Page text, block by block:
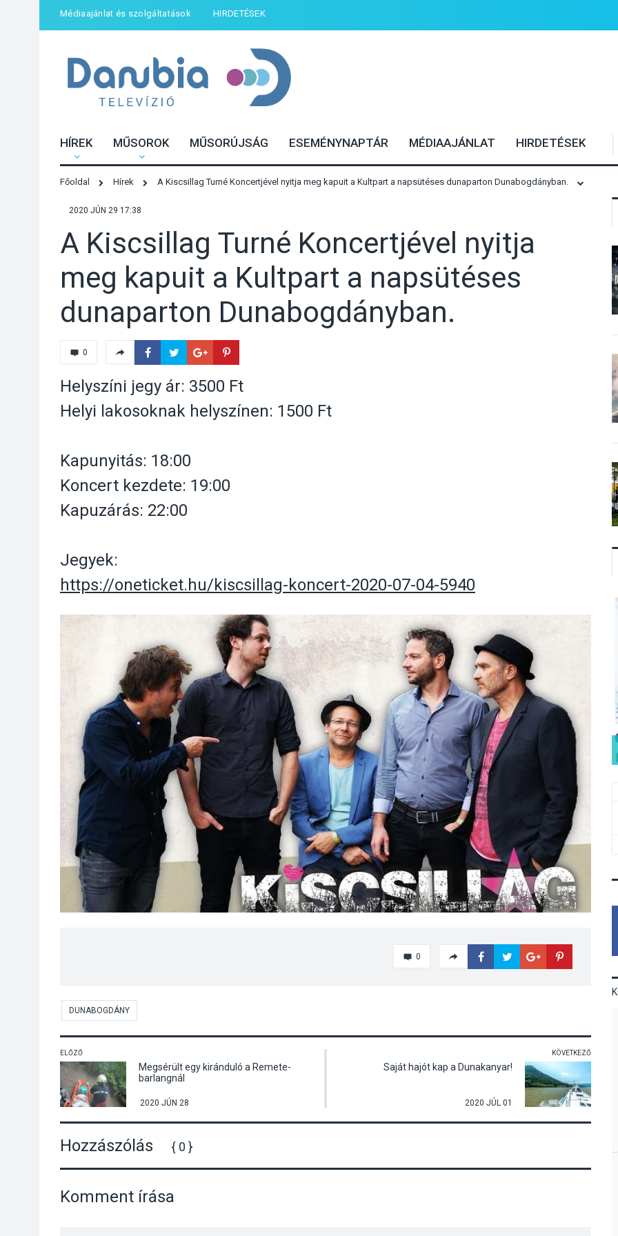
Médiaajánlat és szolgáltatások HIRDETÉSEK
HÍREK MŰSOROK MŰSORÚJSÁG ESEMÉNYNAPTÁR MÉDIAAJÁNLAT HIRDETÉSEK
Főoldal Hírek A Kiscsillag Turné Koncertjével nyitja meg kapuit a Kultpart a napsütéses dunaparton Dunabogdányban.
2020 JÚN 29 17:38
A Kiscsillag Turné Koncertjével nyitja
meg kapuit a Kultpart a napsütéses
dunaparton Dunabogdányban.
0
Helyszíni jegy ár: 3500 Ft
Helyi lakosoknak helyszínen: 1500 Ft
Kapunyitás: 18:00
Koncert kezdete: 19:00
Kapuzárás: 22:00
Jegyek:
https://oneticket.hu/kiscsillag-koncert-2020-07-04-5940
0
DUNABOGDÁNY
ELŐZŐ
Megsérült egy kiránduló a Remete-
barlangnál
2020 JÚN 28
KÖVETKEZŐ
Saját hajót kap a Dunakanyar!
2020 JÚL 01
Hozzászólás { 0 }
Komment írása